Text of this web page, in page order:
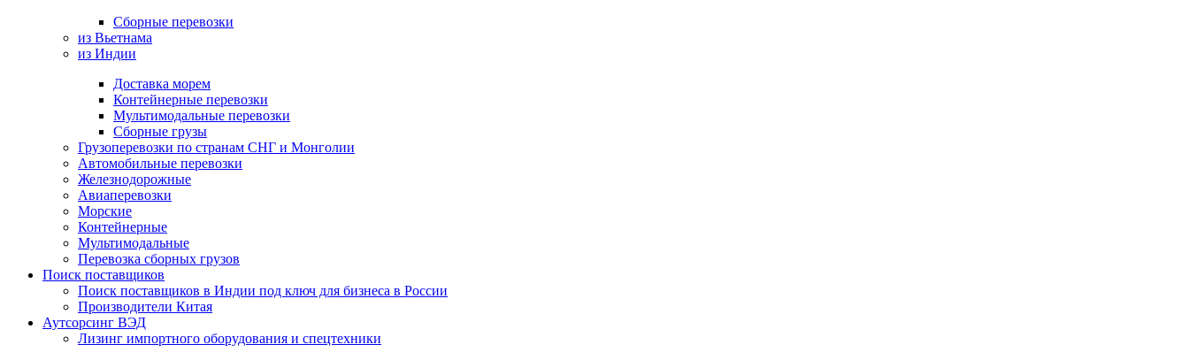
Сборные перевозки
из Вьетнама
из Индии
Доставка морем
Контейнерные перевозки
Мультимодальные перевозки
Сборные грузы
Грузоперевозки по странам СНГ и Монголии
Автомобильные перевозки
Железнодорожные
Авиаперевозки
Морские
Контейнерные
Мультимодальные
Перевозка сборных грузов
Поиск поставщиков
Поиск поставщиков в Индии под ключ для бизнеса в России
Производители Китая
Аутсорсинг ВЭД
Лизинг импортного оборудования и спецтехники